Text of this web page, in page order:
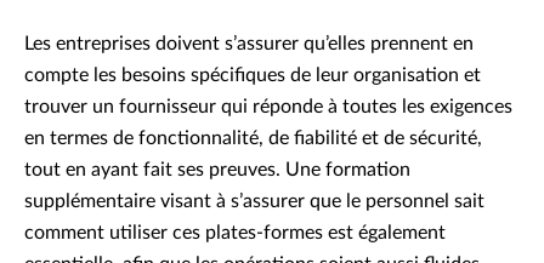
Les entreprises doivent s’assurer qu’elles prennent en
compte les besoins spécifiques de leur organisation et
trouver un fournisseur qui réponde à toutes les exigences
en termes de fonctionnalité, de fiabilité et de sécurité,
tout en ayant fait ses preuves. Une formation
supplémentaire visant à s’assurer que le personnel sait
comment utiliser ces plates-formes est également